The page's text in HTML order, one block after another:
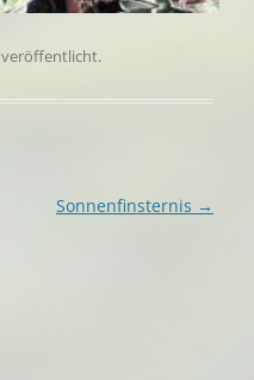
veröffentlicht.
Sonnenfinsternis →